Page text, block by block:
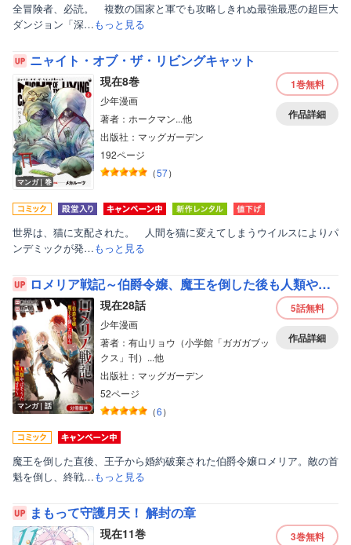
全冒険者、必読。 複数の国家と軍でも攻略しきれぬ最強最悪の超巨大
ダンジョン「深…もっと見る
ニャイト・オブ・ザ・リビングキャット
マンガ｜巻
現在8巻
少年漫画
著者：ホークマン...他
出版社：マッグガーデン
192ページ
（57）
1巻無料
作品詳細
世界は、猫に支配された。 人間を猫に変えてしまうウイルスによりパ
ンデミックが発…もっと見る
ロメリア戦記～伯爵令嬢、魔王を倒した後も人類やばそうだから軍隊組織する～【分冊版】
マンガ｜話
現在28話
少年漫画
著者：有山リョウ（小学館「ガガガブッ
クス」刊）...他
出版社：マッグガーデン
52ページ
（6）
5話無料
作品詳細
魔王を倒した直後、王子から婚約破棄された伯爵令嬢ロメリア。敵の首
魁を倒し、終戦…もっと見る
まもって守護月天！ 解封の章
現在11巻 3巻無料